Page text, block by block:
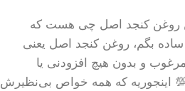
این روغن کنجد اصل چی هست که
ساده بگم، روغن کنجد اصل یعنی
و بدون هیچ افزودنی یا
اینجوریه که همه خواص بی‌نظیرش